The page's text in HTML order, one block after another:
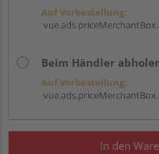
Auf Vorbestellung:
Beim Händler
Auf Vorbestellung:
In den